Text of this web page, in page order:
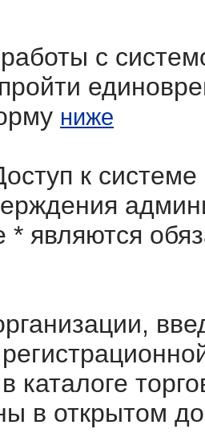
с
ниже
к
* являются
каталоге
в открытом